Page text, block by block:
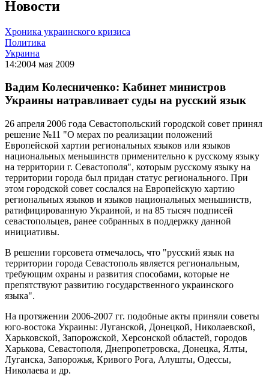
Новости
Хроника украинского кризиса
Политика
Украина
14:2004 мая 2009
Вадим Колесниченко: Кабинет министров
Украины натравливает суды на русский язык
26 апреля 2006 года Севастопольский городской совет принял
решение №11 "О мерах по реализации положений
Европейской хартии региональных языков или языков
национальных меньшинств применительно к русскому языку
на территории г. Севастополя", которым русскому языку на
территории города был придан статус регионального. При
этом городской совет сослался на Европейскую хартию
региональных языков и языков национальных меньшинств,
ратифицированную Украиной, и на 85 тысяч подписей
севастопольцев, ранее собранных в поддержку данной
инициативы.
В решении горсовета отмечалось, что "русский язык на
территории города Севастополь является региональным,
требующим охраны и развития способами, которые не
препятствуют развитию государственного украинского
языка".
На протяжении 2006-2007 гг. подобные акты приняли советы
юго-востока Украины: Луганской, Донецкой, Николаевской,
Харьковской, Запорожской, Херсонской областей, городов
Харькова, Севастополя, Днепропетровска, Донецка, Ялты,
Луганска, Запорожья, Кривого Рога, Алушты, Одессы,
Николаева и др.